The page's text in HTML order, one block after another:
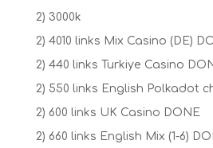
2) 3000k
2) 4010 links Mix Casino (DE)
2) 440 links Turkiye Casino
2) 550 links English Polkadot
2) 600 links UK Casino DONE
2) 660 links English Mix (1-6)